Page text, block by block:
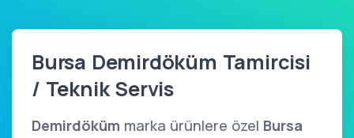
Bursa Demirdöküm Tamircisi
/ Teknik Servis
Demirdöküm marka ürünlere özel Bursa